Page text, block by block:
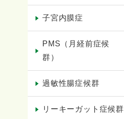
子宮内膜症
PMS（月経前症候
群）
過敏性腸症候群
リーキーガット症候群